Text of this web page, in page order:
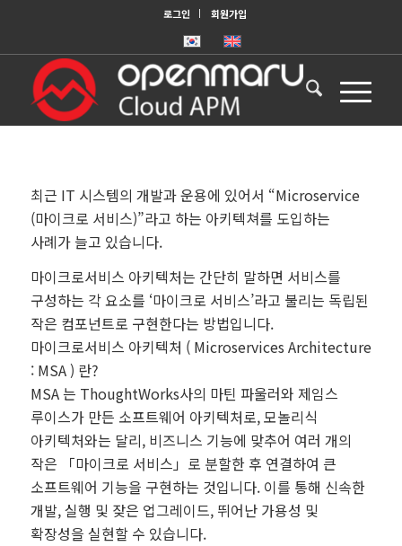
로그인 회원가입
최근 IT 시스템의 개발과 운용에 있어서 “Microservice
(마이크로 서비스)”라고 하는 아키텍쳐를 도입하는
사례가 늘고 있습니다.
마이크로서비스 아키텍처는 간단히 말하면 서비스를
구성하는 각 요소를 ‘마이크로 서비스’라고 불리는 독립된
작은 컴포넌트로 구현한다는 방법입니다.
마이크로서비스 아키텍처 ( Microservices Architecture
: MSA ) 란?
MSA 는 ThoughtWorks사의 마틴 파울러와 제임스
루이스가 만든 소프트웨어 아키텍처로, 모놀리식
아키텍처와는 달리, 비즈니스 기능에 맞추어 여러 개의
작은 「마이크로 서비스」로 분할한 후 연결하여 큰
소프트웨어 기능을 구현하는 것입니다. 이를 통해 신속한
개발, 실행 및 잦은 업그레이드, 뛰어난 가용성 및
확장성을 실현할 수 있습니다.